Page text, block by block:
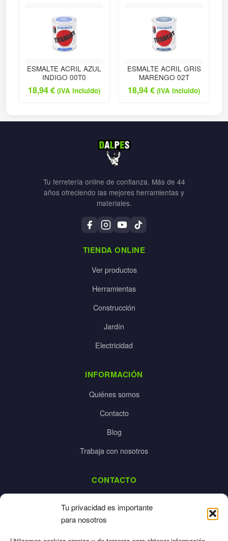
Tu privacidad es importante
para nosotros
ESMALTE ACRIL AZUL
INDIGO 00T0
18,94€ (IVA incluido)
ESMALTE ACRIL GRIS
MARENGO 02T
18,94€ (IVA incluido)
Tu ferretería online de confianza. Más de 44
años ofreciendo las mejores herramientas y
materiales.
TIENDA ONLINE
Ver productos
Herramientas
Construcción
Jardín
Electricidad
INFORMACIÓN
Quiénes somos
Contacto
Blog
Trabaja con nosotros
CONTACTO
925 532 213